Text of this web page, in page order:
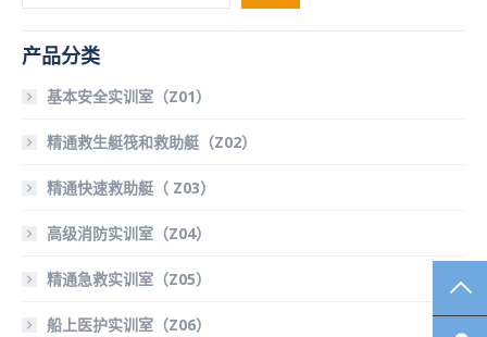
产品分类
基本安全实训室（Z01）
精通救生艇筏和救助艇（Z02）
精通快速救助艇（ Z03）
高级消防实训室（Z04）
精通急救实训室（Z05）
船上医护实训室（Z06）